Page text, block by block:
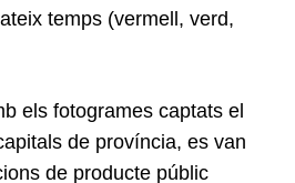
temps (vermell, verd,
els fotogrames captats el
de província, es van
de producte públic